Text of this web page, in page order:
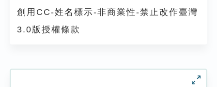
創用CC-姓名標示-非商業性-禁止改作臺灣
3.0版授權條款